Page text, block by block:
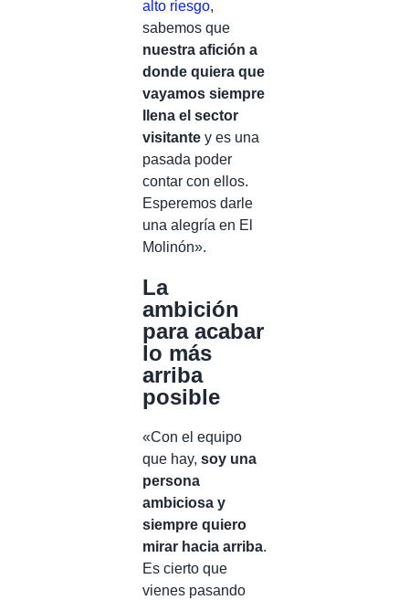
alto riesgo,
sabemos que
nuestra afición a
donde quiera que
vayamos siempre
llena el sector
visitante y es una
pasada poder
contar con ellos.
Esperemos darle
una alegría en El
Molinón».
La
ambición
para acabar
lo más
arriba
posible
«Con el equipo
que hay, soy una
persona
ambiciosa y
siempre quiero
mirar hacia arriba.
Es cierto que
vienes pasando